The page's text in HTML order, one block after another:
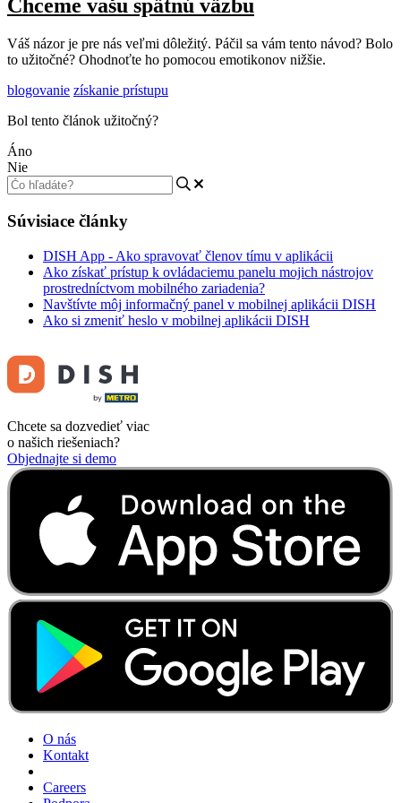
Chceme vašu spätnú väzbu
Váš názor je pre nás veľmi dôležitý. Páčil sa vám tento návod? Bolo
to užitočné? Ohodnoťte ho pomocou emotikonov nižšie.
blogovanie získanie prístupu
Bol tento článok užitočný?
Áno
Nie
Súvisiace články
DISH App - Ako spravovať členov tímu v aplikácii
Ako získať prístup k ovládaciemu panelu mojich nástrojov
prostredníctvom mobilného zariadenia?
Navštívte môj informačný panel v mobilnej aplikácii DISH
Ako si zmeniť heslo v mobilnej aplikácii DISH
Chcete sa dozvedieť viac
o našich riešeniach?
Objednajte si demo
O nás
Kontakt
Careers